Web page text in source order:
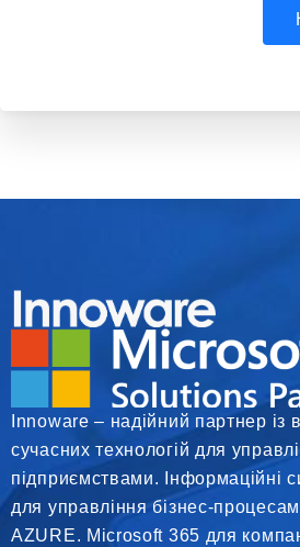
Innoware – надійний партнер із
сучасних технологій для
підприємствами. Інформаційні
для управління бізнес-
AZURE. Microsoft 365 для